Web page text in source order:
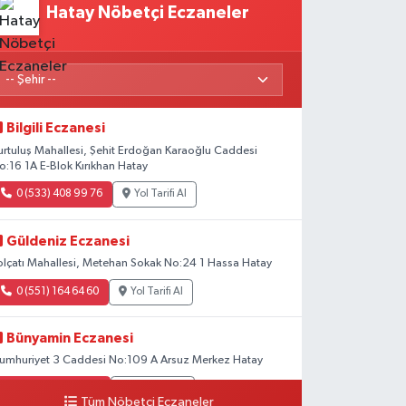
Hatay Nöbetçi Eczaneler
Bilgili Eczanesi
Mahallesi, Şehit Erdoğan Karaoğlu Caddesi
1A E-Blok Kırıkhan Hatay
0 (533) 408 99 76 Yol Tarifi Al
Güldeniz Eczanesi
Mahallesi, Metehan Sokak No:24 1 Hassa Hatay
0 (551) 164 64 60 Yol Tarifi Al
Bünyamin Eczanesi
3 Caddesi No:109 A Arsuz Merkez Hatay
Tüm Nöbetçi Eczaneler